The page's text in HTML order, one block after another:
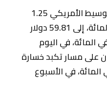
وصعد خام غرب تكساس الوسيط الأمريكي 1.25
دولار أو ما يعادل 2.1 في المائة، إلى 59.81 دولار
بعد أن هوى 4.3 في المائة، في اليوم
على مسار تكبد خسارة
عقب هبوط 6 في المائة، في الأسبوع